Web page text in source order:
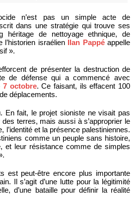
n’est pas un simple acte de
dans une stratégie qui trouve ses
héritage de nettoyage ethnique, de
israélien Ilan Pappéappelle
».
de présenter la destruction de
de défense qui a commencé avec
7 octobre. Ce faisant, ils effacent 100
déplacements.
En fait, le projet sioniste ne visait pas
terres, mais aussi à s’approprier le
l’identité et la présence palestiniennes.
comme un peuple sans histoire,
et leur résistance comme de simples
est peut-être encore plus importante
Il s’agit d’une lutte pour la légitimité
d’une bataille pour définir la réalité